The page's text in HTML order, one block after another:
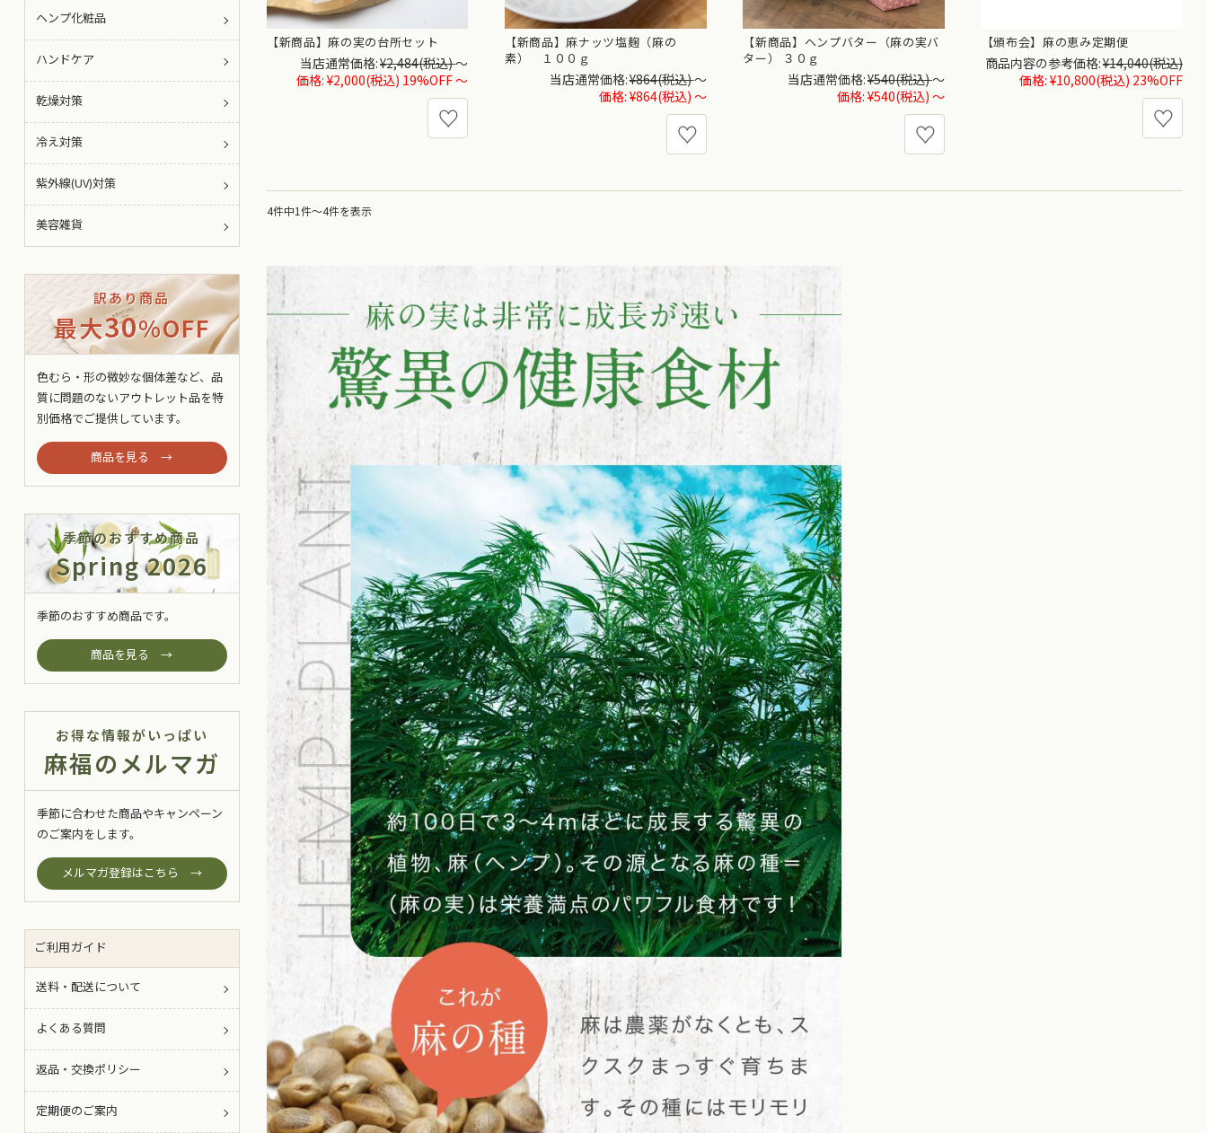
【新商品】麻の実の台所セット
当店通常価格:¥2,484(税込)～
価格: ¥2,000(税込) 19%OFF～
【新商品】麻ナッツ塩麹（麻の
素） １００ｇ
当店通常価格:¥864(税込)～
価格: ¥864(税込) ～
【新商品】ヘンプバター（麻の実バ
ター） ３０ｇ
当店通常価格:¥540(税込)～
価格: ¥540(税込) ～
【頒布会】麻の恵み定期便
商品内容の参考価格:¥14,040(税込)
価格: ¥10,800(税込) 23%OFF
4件中1件～4件を表示
ヘンプ化粧品
ハンドケア
乾燥対策
冷え対策
紫外線(UV)対策
美容雑貨
訳あり商品
最大30%OFF
色むら・形の微妙な個体差など、品
質に問題のないアウトレット品を特
別価格でご提供しています。
商品を見る →
季節のおすすめ商品
Spring 2026
季節のおすすめ商品です。
商品を見る →
お得な情報がいっぱい
麻福のメルマガ
季節に合わせた商品やキャンペーン
のご案内をします。
メルマガ登録はこちら →
ご利用ガイド
送料・配送について
よくある質問
返品・交換ポリシー
定期便のご案内